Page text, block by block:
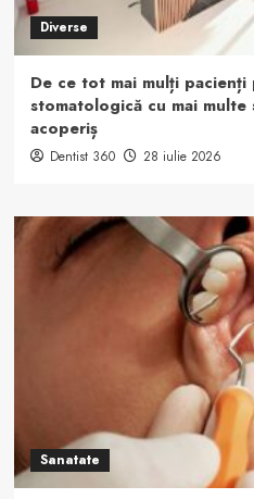
Diverse
De ce tot mai mulți
stomatologică cu mai multe
acoperiș
Dentist 360 28 iulie 2026
Sanatate